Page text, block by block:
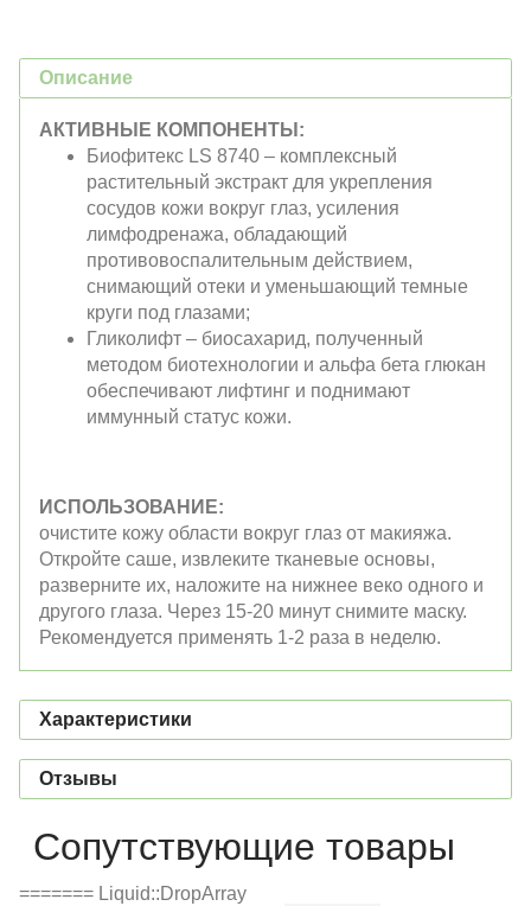
Описание
АКТИВНЫЕ КОМПОНЕНТЫ:
Биофитекс LS 8740 – комплексный
растительный экстракт для укрепления
сосудов кожи вокруг глаз, усиления
лимфодренажа, обладающий
противовоспалительным действием,
снимающий отеки и уменьшающий темные
круги под глазами;
Гликолифт – биосахарид, полученный
методом биотехнологии и альфа бета глюкан
обеспечивают лифтинг и поднимают
иммунный статус кожи.
ИСПОЛЬЗОВАНИЕ:
очистите кожу области вокруг глаз от макияжа.
Откройте саше, извлеките тканевые основы,
разверните их, наложите на нижнее веко одного и
другого глаза. Через 15-20 минут снимите маску.
Рекомендуется применять 1-2 раза в неделю.
Характеристики
Отзывы
Сопутствующие товары
======= Liquid::DropArray